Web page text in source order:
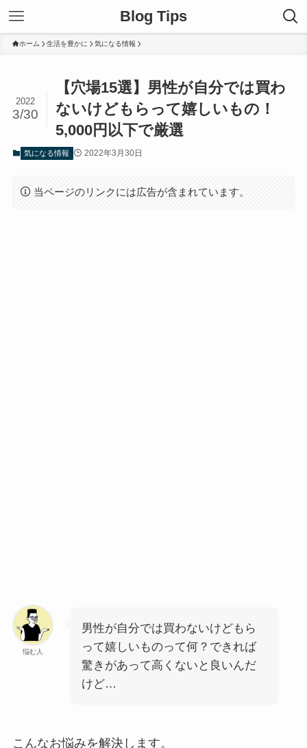
Blog Tips
ホーム 生活を豊かに 気になる情報
【穴場15選】男性が自分では買わ
ないけどもらって嬉しいもの！
5,000円以下で厳選
2022
3/30
気になる情報 2022年3月30日
当ページのリンクには広告が含まれています。
悩む人
男性が自分では買わないけどもら
って嬉しいものって何？できれば
驚きがあって高くないと良いんだ
けど…
こんなお悩みを解決します。